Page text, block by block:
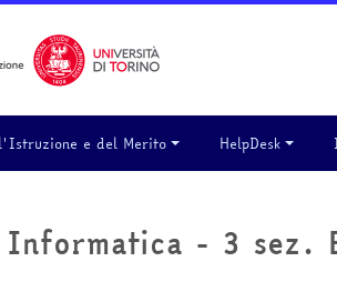
e del Merito HelpDesk
Informatica - 3 sez.